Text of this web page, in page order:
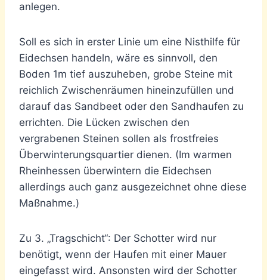
anlegen.
Soll es sich in erster Linie um eine Nisthilfe für
Eidechsen handeln, wäre es sinnvoll, den
Boden 1m tief auszuheben, grobe Steine mit
reichlich Zwischenräumen hineinzufüllen und
darauf das Sandbeet oder den Sandhaufen zu
errichten. Die Lücken zwischen den
vergrabenen Steinen sollen als frostfreies
Überwinterungsquartier dienen. (Im warmen
Rheinhessen überwintern die Eidechsen
allerdings auch ganz ausgezeichnet ohne diese
Maßnahme.)
Zu 3. „Tragschicht“: Der Schotter wird nur
benötigt, wenn der Haufen mit einer Mauer
eingefasst wird. Ansonsten wird der Schotter